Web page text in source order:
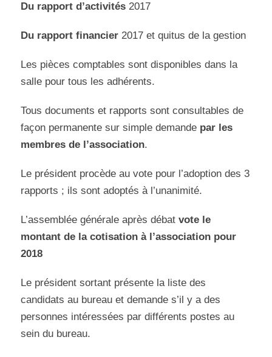
Du rapport d’activités 2017
Du rapport financier 2017 et quitus de la gestion
Les pièces comptables sont disponibles dans la
salle pour tous les adhérents.
Tous documents et rapports sont consultables de
façon permanente sur simple demande par les
membres de l’association.
Le président procède au vote pour l’adoption des 3
rapports ; ils sont adoptés à l’unanimité.
L’assemblée générale après débatvote le
montant de la cotisation à l’association pour
2018
Le président sortant présente la liste des
candidats au bureau et demande s’il y a des
personnes intéressées par différents postes au
sein du bureau.